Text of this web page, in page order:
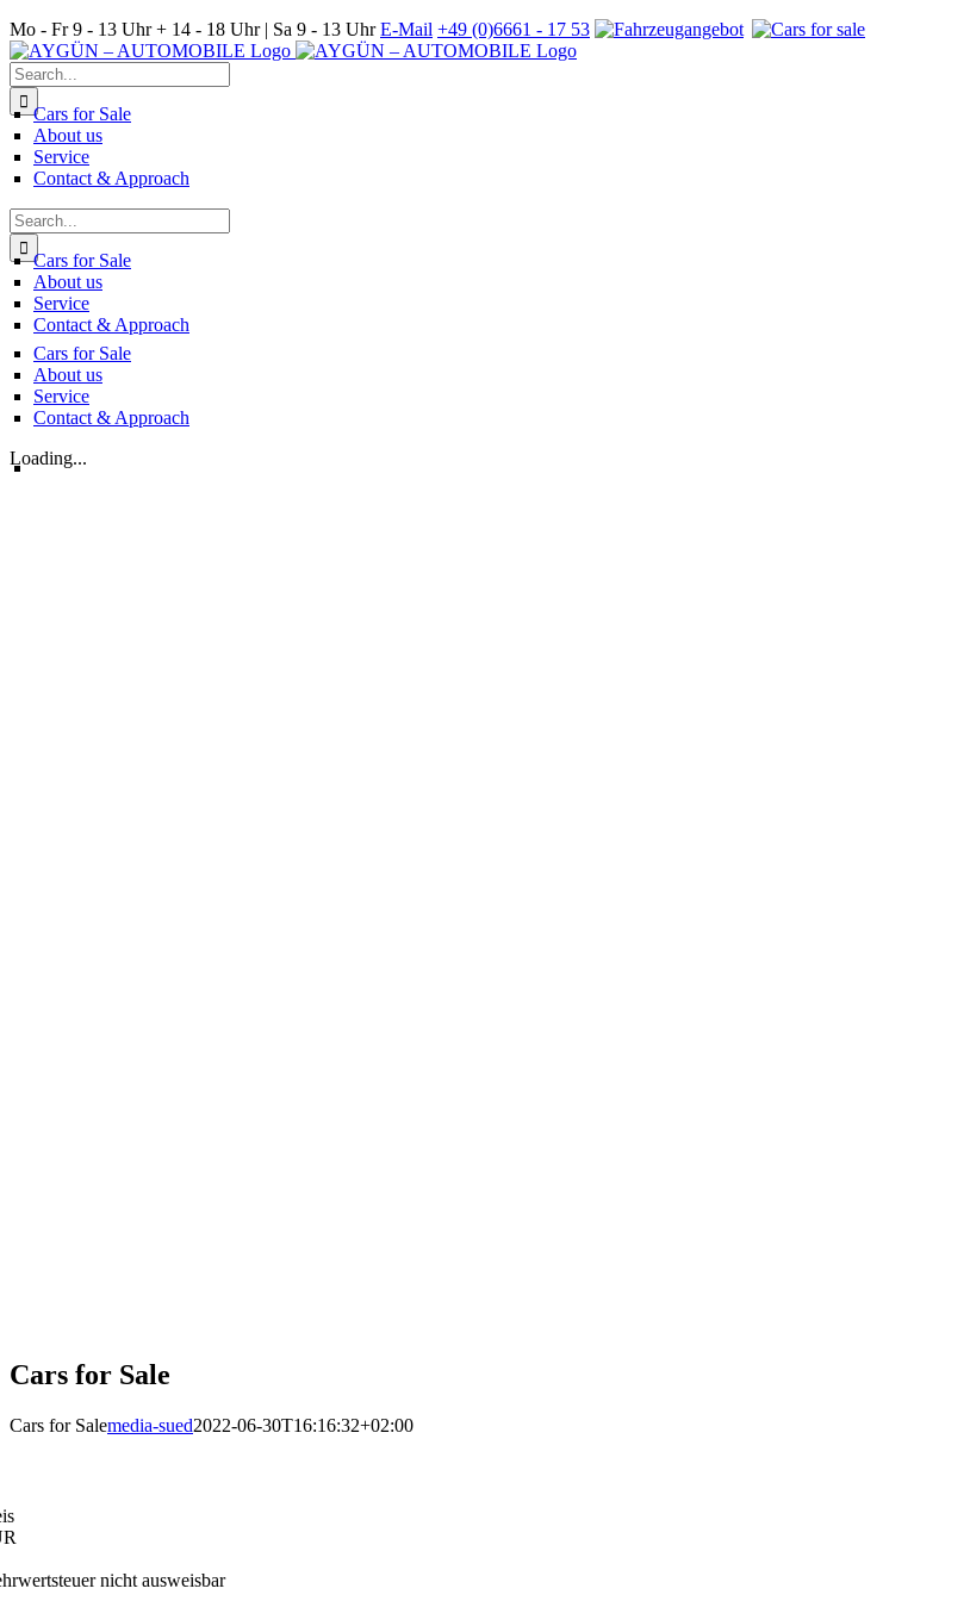
Skip
to
content
Mo - Fr 9 - 13 Uhr + 14 - 18 Uhr | Sa 9 - 13 Uhr E-Mail +49 (0)6661 - 17 53
Search
for:
Cars for Sale
About us
Service
Contact & Approach
Search
for:
Cars for Sale
About us
Service
Contact & Approach
Cars for Sale
About us
Service
Contact & Approach
Loading...
Cars for Sale
Cars for Salemedia-sued2022-06-30T16:16:32+02:00
nicht ausweisbar